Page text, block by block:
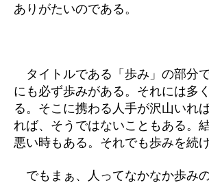
ありがたいのである。
タイトルである「歩み」の部分
にも必ず歩みがある。それには多
る。そこに携わる人手が沢山いれ
れば、そうではないこともある。
悪い時もある。それでも歩みを続け
でもまぁ、人ってなかなか歩み